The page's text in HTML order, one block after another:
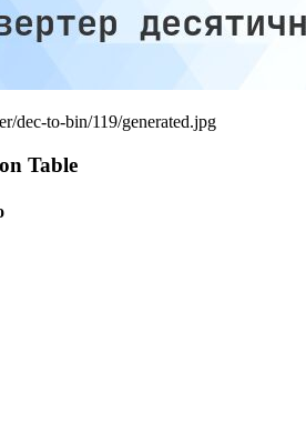
dec-to-bin/119/generated.jpg
Table